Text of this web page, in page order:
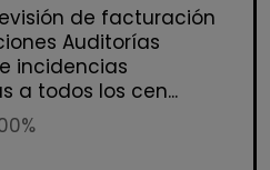
de facturación
Auditorías
incidencias
a todos los cen...